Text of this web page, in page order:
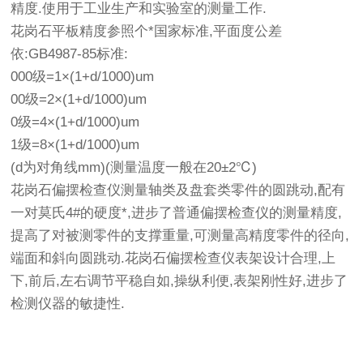
精度.使用于工业生产和实验室的测量工作.
花岗石平板精度参照个*国家标准,平面度公差
依:GB4987-85标准:
000级=1×(1+d/1000)um
00级=2×(1+d/1000)um
0级=4×(1+d/1000)um
1级=8×(1+d/1000)um
(d为对角线mm)(测量温度一般在20±2℃)
花岗石偏摆检查仪测量轴类及盘套类零件的圆跳动,配有
一对莫氏4#的硬度*,进步了普通偏摆检查仪的测量精度,
提高了对被测零件的支撑重量,可测量高精度零件的径向,
端面和斜向圆跳动.花岗石偏摆检查仪表架设计合理,上
下,前后,左右调节平稳自如,操纵利便,表架刚性好,进步了
检测仪器的敏捷性.